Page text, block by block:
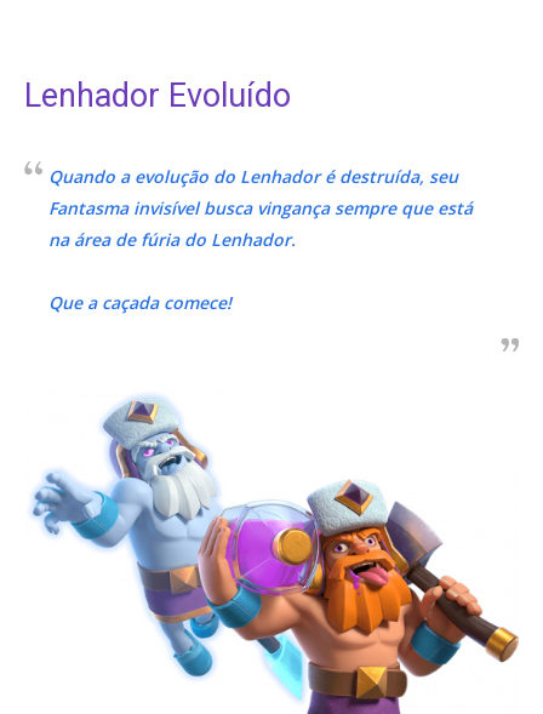
Lenhador Evoluído
Quando a evolução do Lenhador é destruída, seu
Fantasma invisível busca vingança sempre que está
na área de fúria do Lenhador.
Que a caçada comece!